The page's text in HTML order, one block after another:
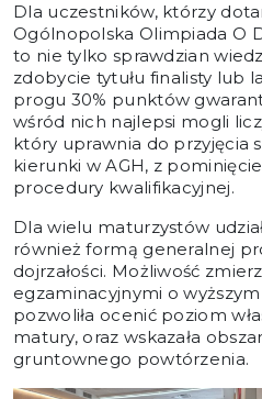
Dla uczestników, którzy
Ogólnopolska Olimpiada O
to nie tylko sprawdzian
zdobycie tytułu finalisty lub
progu 30% punktów
wśród nich najlepsi mogli
który uprawnia do przyjęcia
kierunki w AGH, z
procedury kwalifikacyjnej.
Dla wielu maturzystów
również formą generalnej
dojrzałości. Możliwość
egzaminacyjnymi o
pozwoliła ocenić poziom
matury, oraz wskazała
gruntownego powtórzenia.